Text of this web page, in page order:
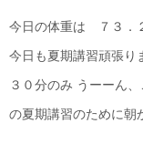
今日の体重は ７３
今日も夏期講習頑張り
３０分のみ うーーん
の夏期講習のために朝